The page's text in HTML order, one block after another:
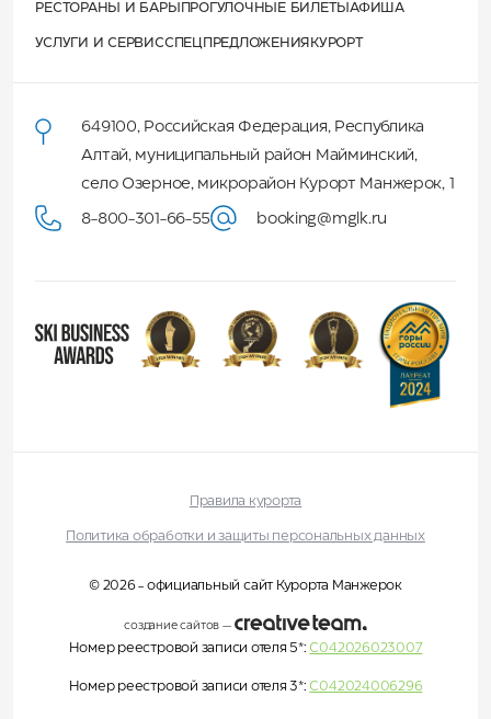
РЕСТОРАНЫ И БАРЫ ПРОГУЛОЧНЫЕ БИЛЕТЫАФИША
УСЛУГИ И СЕРВИССПЕЦПРЕДЛОЖЕНИЯ КУРОРТ
649100, Российская Федерация, Республика
Алтай, муниципальный район Майминский,
село Озерное, микрорайон Курорт Манжерок, 1
8-800-301-66-55 booking@mglk.ru
Правила курорта
Политика обработки и защиты персональных данных
© 2026 - официальный сайт Курорта Манжерок
создание сайтов—
Номер реестровой записи отеля 5*:С042026023007
Номер реестровой записи отеля 3*:С042024006296